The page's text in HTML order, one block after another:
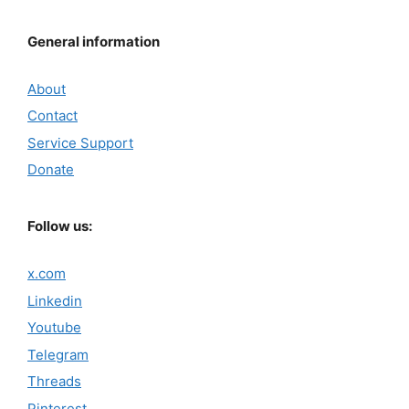
General information
About
Contact
Service Support
Donate
Follow us:
x.com
Linkedin
Youtube
Telegram
Threads